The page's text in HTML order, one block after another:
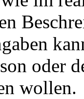
oder
wollen.